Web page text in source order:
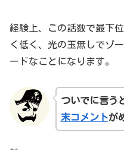
経験上、この話数で最下
く低く、光の玉無しでゾ
ードなことになります。
ついでに言う
末コメントが